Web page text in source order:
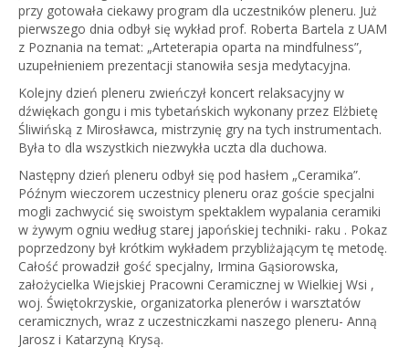
przy gotowała ciekawy program dla uczestników pleneru. Już
pierwszego dnia odbył się wykład prof. Roberta Bartela z UAM
z Poznania na temat: „Arteterapia oparta na mindfulness”,
uzupełnieniem prezentacji stanowiła sesja medytacyjna.
Kolejny dzień pleneru zwieńczył koncert relaksacyjny w
dźwiękach gongu i mis tybetańskich wykonany przez Elżbietę
Śliwińską z Mirosławca, mistrzynię gry na tych instrumentach.
Była to dla wszystkich niezwykła uczta dla duchowa.
Następny dzień pleneru odbył się pod hasłem „Ceramika”.
Późnym wieczorem uczestnicy pleneru oraz goście specjalni
mogli zachwycić się swoistym spektaklem wypalania ceramiki
w żywym ogniu według starej japońskiej techniki- raku . Pokaz
poprzedzony był krótkim wykładem przybliżającym tę metodę.
Całość prowadził gość specjalny, Irmina Gąsiorowska,
założycielka Wiejskiej Pracowni Ceramicznej w Wielkiej Wsi ,
woj. Świętokrzyskie, organizatorka plenerów i warsztatów
ceramicznych, wraz z uczestniczkami naszego pleneru- Anną
Jarosz i Katarzyną Krysą.